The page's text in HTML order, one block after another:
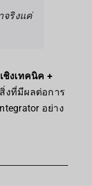
จริงแค่
เชิงเทคนิค +
งที่มีผลต่อการ
อย่าง